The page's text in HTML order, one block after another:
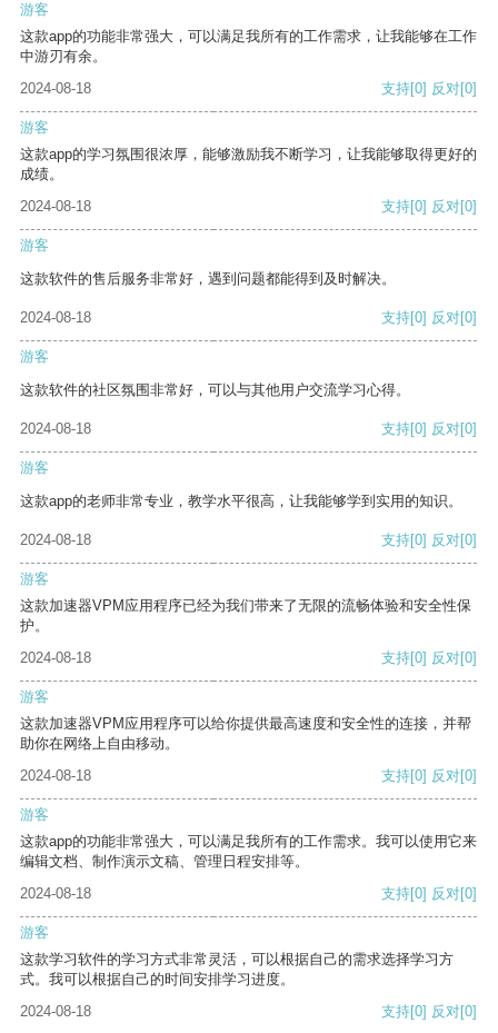
游客
这款app的功能非常强大，可以满足我所有的工作需求，让我能够在工作
中游刃有余。
2024-08-18
支持[0] 反对[0]
游客
这款app的学习氛围很浓厚，能够激励我不断学习，让我能够取得更好的
成绩。
2024-08-18
支持[0] 反对[0]
游客
这款软件的售后服务非常好，遇到问题都能得到及时解决。
2024-08-18 支持[0] 反对[0]
游客
这款软件的社区氛围非常好，可以与其他用户交流学习心得。
2024-08-18 支持[0] 反对[0]
游客
这款app的老师非常专业，教学水平很高，让我能够学到实用的知识。
2024-08-18 支持[0] 反对[0]
游客
这款加速器VPM应用程序已经为我们带来了无限的流畅体验和安全性保
护。
2024-08-18
支持[0] 反对[0]
游客
这款加速器VPM应用程序可以给你提供最高速度和安全性的连接，并帮
助你在网络上自由移动。
2024-08-18
支持[0] 反对[0]
游客
这款app的功能非常强大，可以满足我所有的工作需求。我可以使用它来
编辑文档、制作演示文稿、管理日程安排等。
2024-08-18
支持[0] 反对[0]
游客
这款学习软件的学习方式非常灵活，可以根据自己的需求选择学习方
式。我可以根据自己的时间安排学习进度。
2024-08-18
支持[0] 反对[0]